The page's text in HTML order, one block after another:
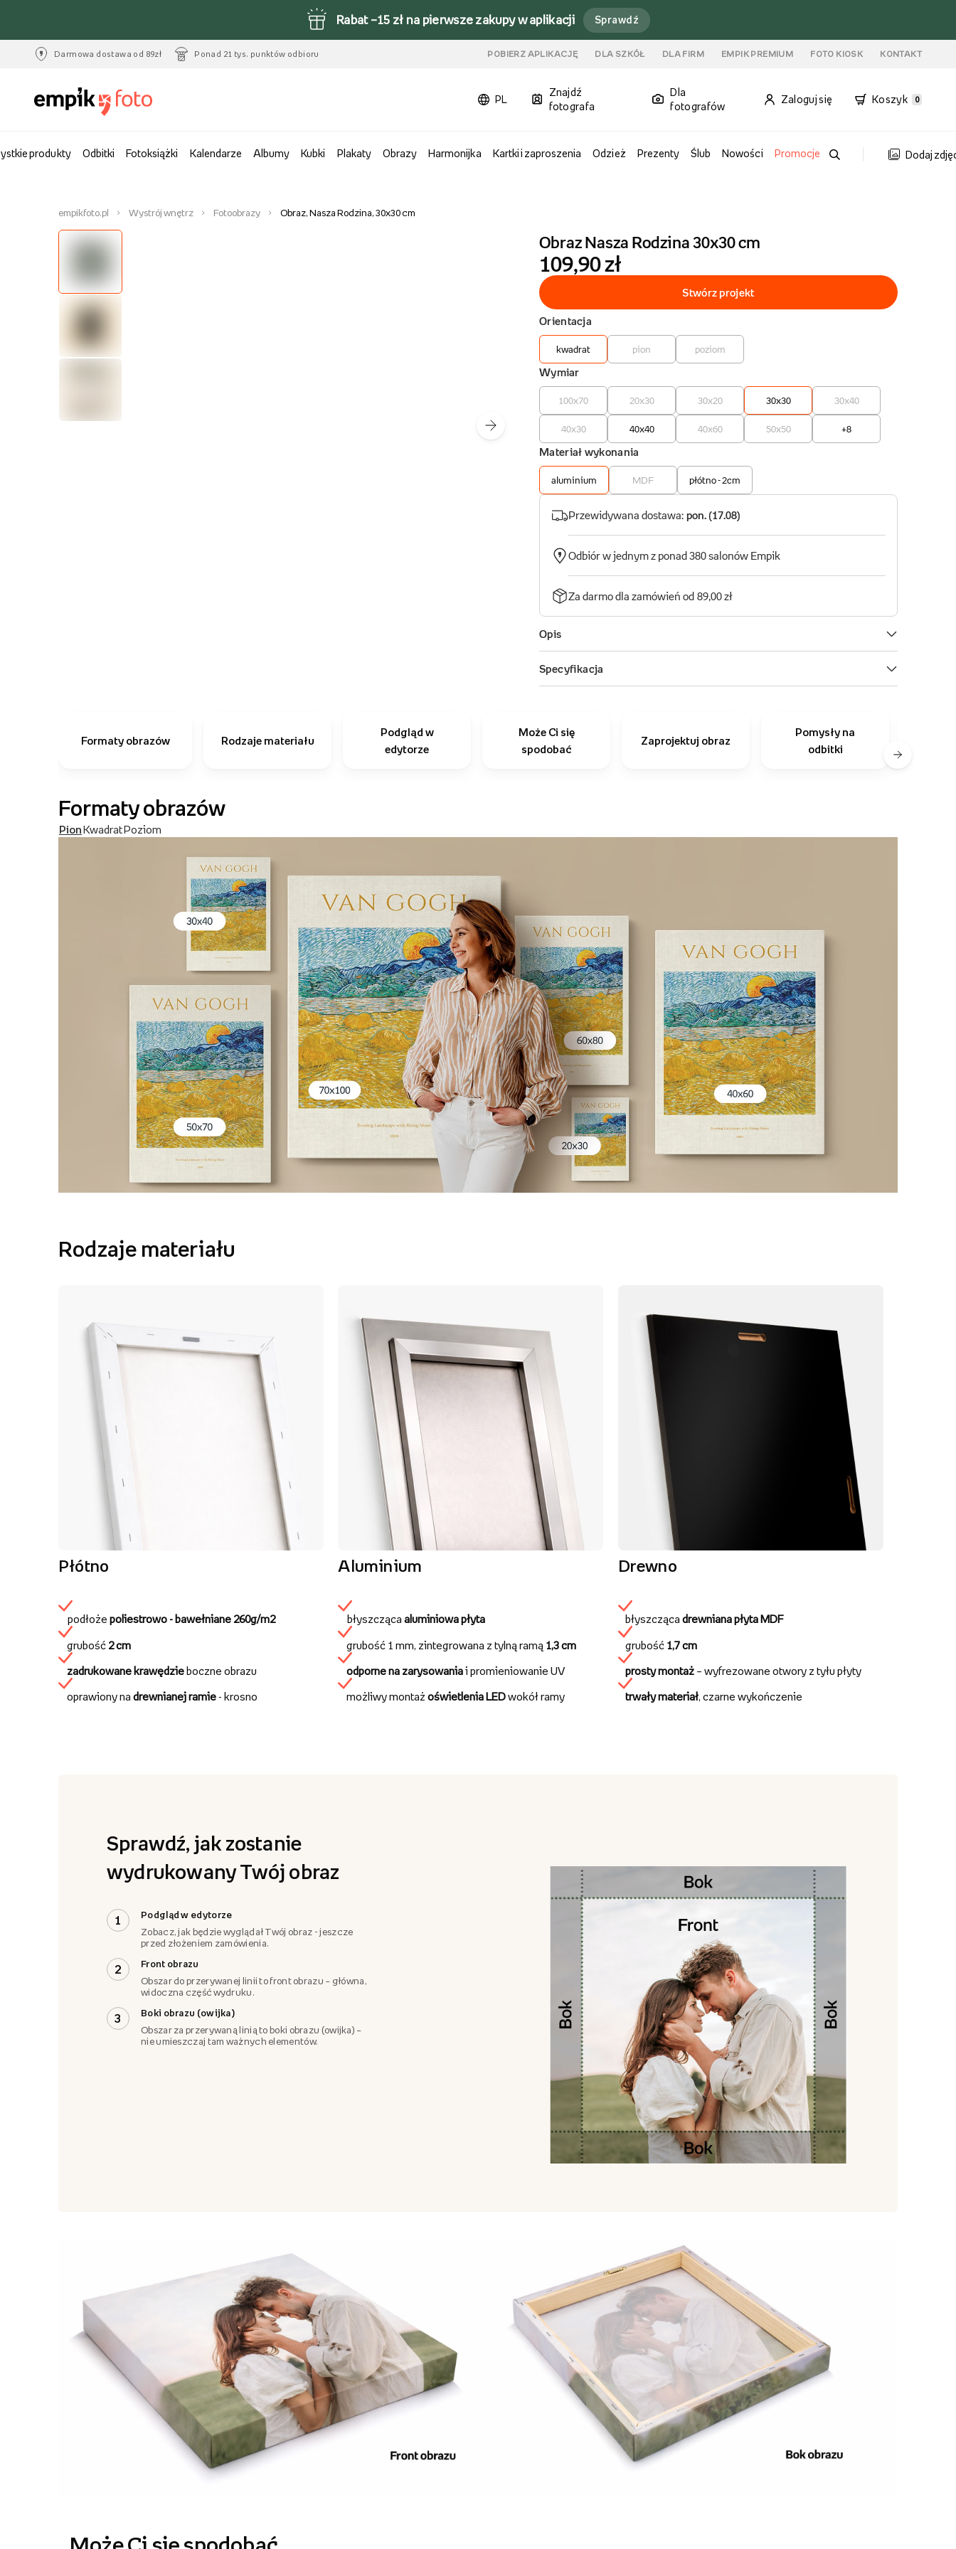
Rabat –15 zł na pierwsze zakupy w aplikacji Sprawdź
Darmowa dostawa od 89zł Ponad 21 tys. punktów odbioru POBIERZ APLIKACJĘ DLA SZKÓŁ DLA FIRM EMPIK PREMIUM FOTO KIOSK KONTAKT
PL
Znajdź
fotografa
Dla
fotografów
Zaloguj się Koszyk 0
produkty Odbitki Fotoksiążki Kalendarze Albumy Kubki Plakaty Obrazy Harmonijka Kartki i zaproszenia Odzież Prezenty Ślub Nowości Promocje Dodaj
empikfoto.pl Wystrój wnętrz Fotoobrazy Obraz, Nasza Rodzina, 30x30 cm
Formaty obrazów Rodzaje materiału
Podgląd w
edytorze
Może Ci się
spodobać
Zaprojektuj obraz
Pomysły na
odbitki
Formaty obrazów
PionKwadratPoziom
Rodzaje materiału
Płótno
podłoże poliestrowo - bawełniane 260g/m2
grubość 2 cm
zadrukowane krawędzie boczne obrazu
oprawiony na drewnianej ramie - krosno
Aluminium
błyszczącaaluminiowa płyta
grubość 1 mm, zintegrowana z tylną ramą 1,3 cm
odporne na zarysowaniai promieniowanie UV
możliwy montażoświetlenia LEDwokół ramy
Drewno
błyszcząca drewniana płyta MDF
grubość 1,7 cm
prosty montaż– wyfrezowane otwory z tyłu płyty
trwały materiał, czarne wykończenie
Sprawdź, jak zostanie
wydrukowany Twój obraz
1
Podgląd w edytorze
Zobacz, jak będzie wyglądał Twój obraz - jeszcze
przed złożeniem zamówienia.
2
Front obrazu
Obszar do przerywanej linii to front obrazu – główna,
widoczna część wydruku.
3
Boki obrazu (owijka)
Obszar za przerywaną linią to boki obrazu (owijka) –
nie umieszczaj tam ważnych elementów.